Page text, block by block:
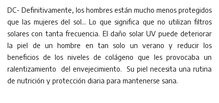
DC- Definitivamente, los hombres están mucho menos protegidos
que las mujeres del sol… Lo que significa que no utilizan filtros
solares con tanta frecuencia. El daño solar UV puede deteriorar
la piel de un hombre en tan solo un verano y reducir los
beneficios de los niveles de colágeno que les provocaba un
ralentizamiento del envejecimiento. Su piel necesita una rutina
de nutrición y protección diaria para mantenerse sana.